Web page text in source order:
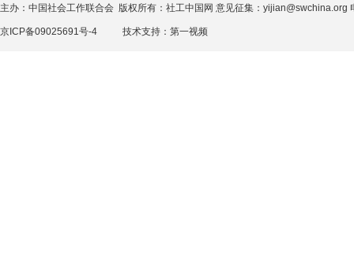
主办：中国社会工作联合会 版权所有：社工中国网 意见征集：yijian@swchina.org
京ICP备09025691号-4 技术支持： 第一视频